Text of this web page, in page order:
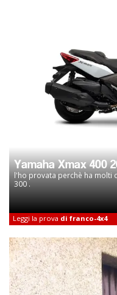
Yamaha Xmax 400
l'ho provata perchè ha molti
300 .
Leggi la prova di franco-4x4